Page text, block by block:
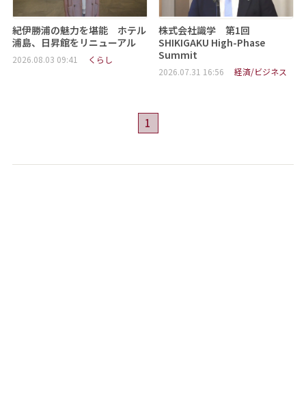
紀伊勝浦の魅力を堪能 ホテル
浦島、日昇館をリニューアル
2026.08.03 09:41 くらし
株式会社識学 第1回
SHIKIGAKU High-Phase
Summit
2026.07.31 16:56 経済/ビジネス
1